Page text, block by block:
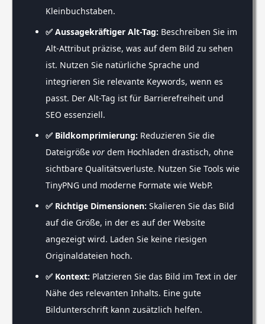
Kleinbuchstaben.
✅ Aussagekräftiger Alt-Tag: Beschreiben Sie im
Alt-Attribut präzise, was auf dem Bild zu sehen
ist. Nutzen Sie natürliche Sprache und
integrieren Sie relevante Keywords, wenn es
passt. Der Alt-Tag ist für Barrierefreiheit und
SEO essenziell.
✅ Bildkomprimierung: Reduzieren Sie die
Dateigröße vor dem Hochladen drastisch, ohne
sichtbare Qualitätsverluste. Nutzen Sie Tools wie
TinyPNG und moderne Formate wie WebP.
✅ Richtige Dimensionen: Skalieren Sie das Bild
auf die Größe, in der es auf der Website
angezeigt wird. Laden Sie keine riesigen
Originaldateien hoch.
✅ Kontext: Platzieren Sie das Bild im Text in der
Nähe des relevanten Inhalts. Eine gute
Bildunterschrift kann zusätzlich helfen.